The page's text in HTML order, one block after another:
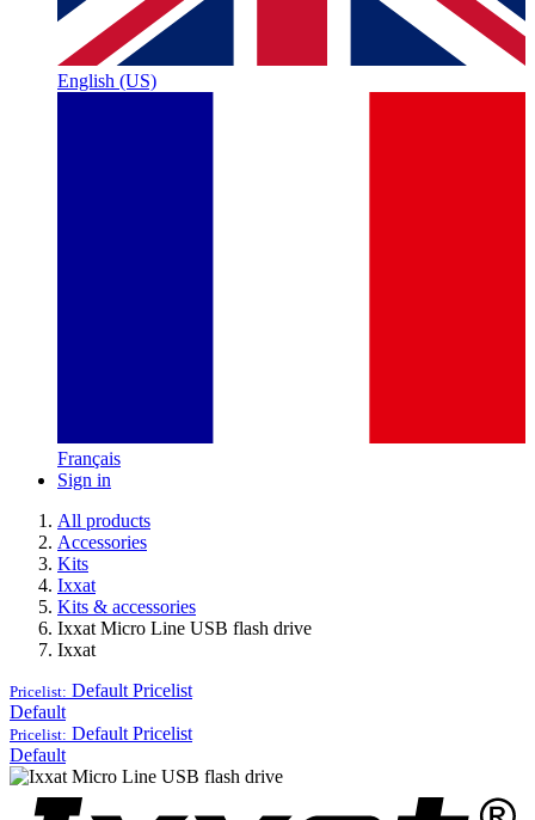
English (US)
Français
Sign in
All products
Accessories
Kits
Ixxat
Kits & accessories
Ixxat Micro Line USB flash drive
Ixxat
Pricelist: Default Pricelist
Default
Pricelist: Default Pricelist
Default